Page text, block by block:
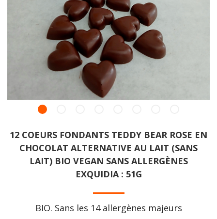
12 COEURS FONDANTS TEDDY BEAR ROSE EN
CHOCOLAT ALTERNATIVE AU LAIT (SANS
LAIT) BIO VEGAN SANS ALLERGÈNES
EXQUIDIA : 51G
BIO. Sans les 14 allergènes majeurs